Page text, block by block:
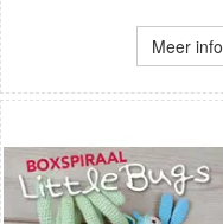
Meer info